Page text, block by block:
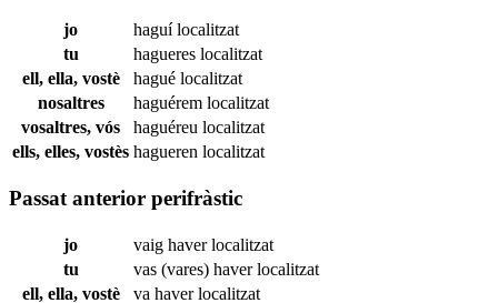
jo haguílocalitzat
tu
hagueres localitzat
ell, ella, vostè
hagué localitzat
nosaltres
haguérem localitzat
vosaltres, vós
haguéreu localitzat
ells, elles, vostès hagueren localitzat
Passat anterior perifràstic
jo vaig haverlocalitzat
tu
vas (vares) haverlocalitzat
ell, ella, vostè
va haverlocalitzat